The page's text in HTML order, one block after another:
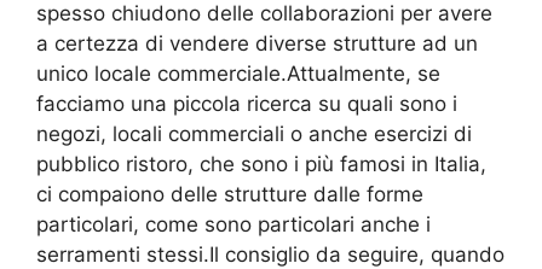
spesso chiudono delle collaborazioni per avere
a certezza di vendere diverse strutture ad un
unico locale commerciale.Attualmente, se
facciamo una piccola ricerca su quali sono i
negozi, locali commerciali o anche esercizi di
pubblico ristoro, che sono i più famosi in Italia,
ci compaiono delle strutture dalle forme
particolari, come sono particolari anche i
serramenti stessi.Il consiglio da seguire, quando